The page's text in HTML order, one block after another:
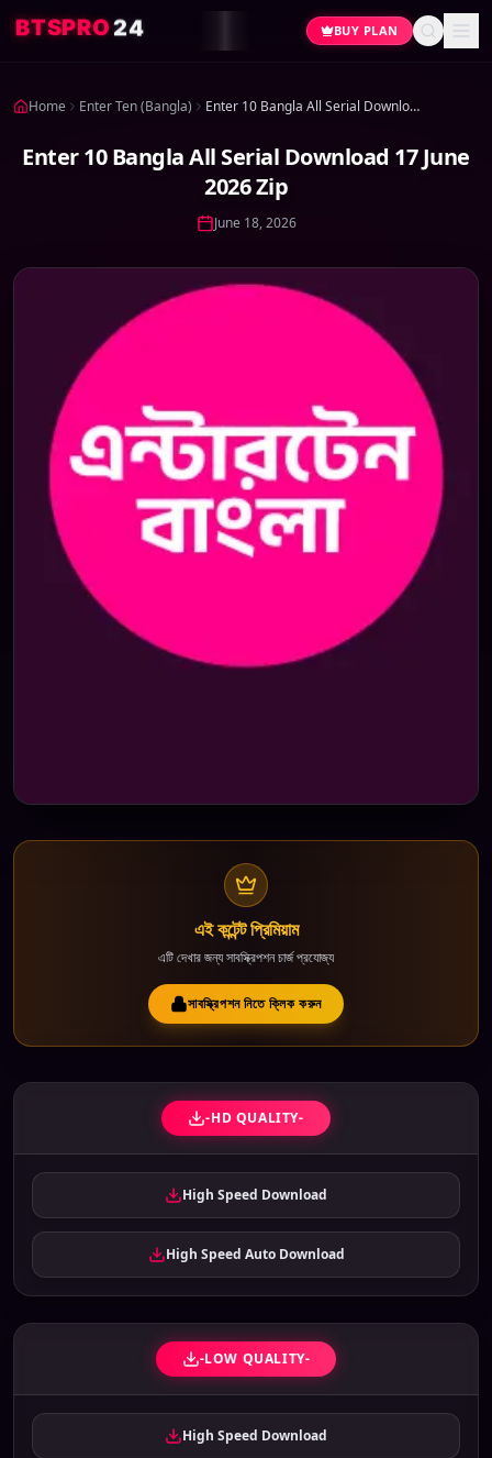
BTSPRO24 BUY PLAN
Home Enter Ten (Bangla) Enter 10 Bangla All Serial Download 17 June 2026 Zip
Enter 10 Bangla All Serial Download 17 June
2026 Zip
June 18, 2026
এই কন্টেন্ট প্রিমিয়াম
এটি দেখার জন্য সাবস্ক্রিপশন চার্জ প্রযোজ্য
সাবস্ক্রিপশন নিতে ক্লিক করুন
-HD QUALITY-
High Speed Download
High Speed Auto Download
-LOW QUALITY-
High Speed Download